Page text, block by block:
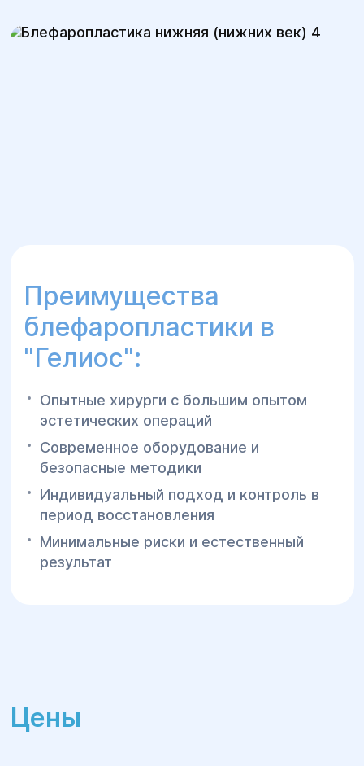
Преимущества
блефаропластики в
"Гелиос":
Опытные хирурги с большим опытом
эстетических операций
Современное оборудование и
безопасные методики
Индивидуальный подход и контроль в
период восстановления
Минимальные риски и естественный
результат
Цены